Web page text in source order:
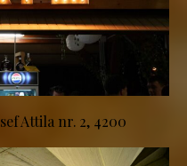
Attila nr. 2, 4200